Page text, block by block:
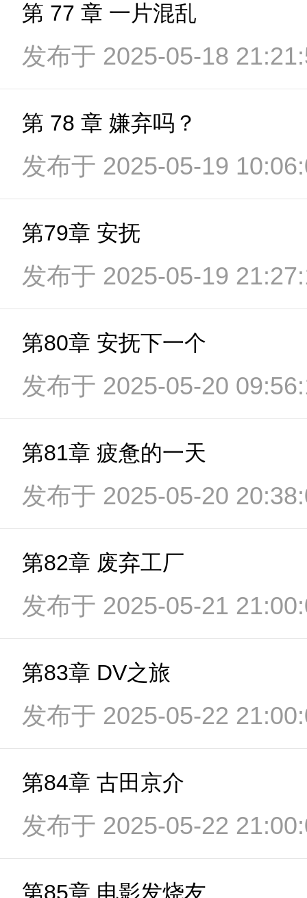
第 77 章 一片混乱
发布于 2025-05-18
第 78 章 嫌弃吗？
发布于 2025-05-19
第79章 安抚
发布于 2025-05-19
第80章 安抚下一个
发布于 2025-05-20
第81章 疲惫的一天
发布于 2025-05-20
第82章 废弃工厂
发布于 2025-05-21
第83章 DV之旅
发布于 2025-05-22
第84章 古田京介
发布于 2025-05-22
第85章 电影发烧友